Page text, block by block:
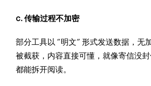
c. 传输过程不加密
部分工具以 “明文” 形式发送数据，无
被截获，内容直接可懂，就像寄信没
都能拆开阅读。